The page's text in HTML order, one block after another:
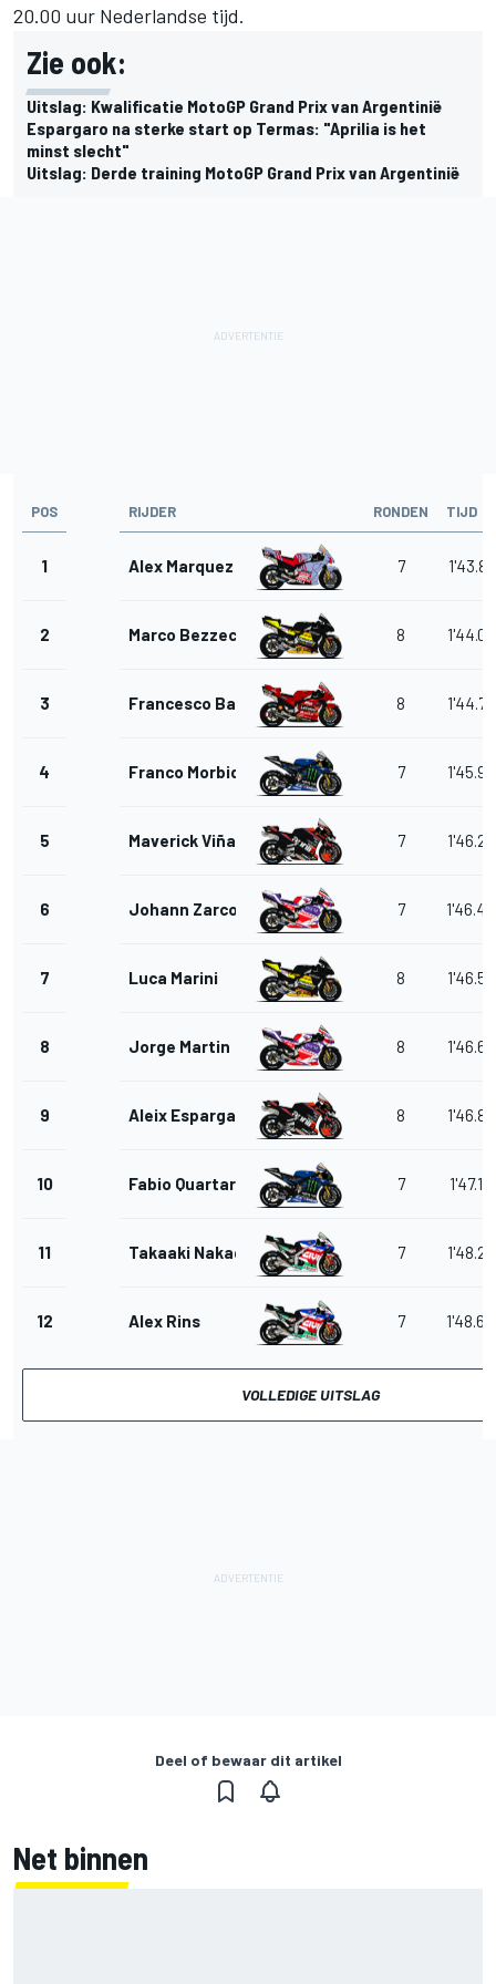
20.00 uur Nederlandse tijd.
Zie ook:
Uitslag: Kwalificatie MotoGP Grand Prix van Argentinië
Espargaro na sterke start op Termas: "Aprilia is het
minst slecht"
Uitslag: Derde training MotoGP Grand Prix van Argentinië
POS RIJDER RONDEN TIJD
1 Alex Marquez 7
2 Marco Bezzecchi 8
3 Francesco Bagnaia 8
4 Franco Morbidelli 7
5 Maverick Viñales 7
6 Johann Zarco 7
7 Luca Marini 8
8 Jorge Martin 8
9 Aleix Espargaro 8
10 Fabio Quartararo 7
11 Takaaki Nakagami 7
12 Alex Rins 7
VOLLEDIGE UITSLAG
Deel of bewaar dit artikel
Net binnen